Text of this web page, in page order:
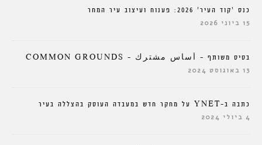
כנס ‘קוד העיר’ 2026: פענוח ועיצוב עיר המחר
15 ביוני 2026
בסיס משותף – أساس مشترك – COMMON GROUNDS
13 באוגוסט 2024
כתבה ב-YNET על מחקר חדש במעבדה העוסק בהצללה בעיר
4 ביולי 2024